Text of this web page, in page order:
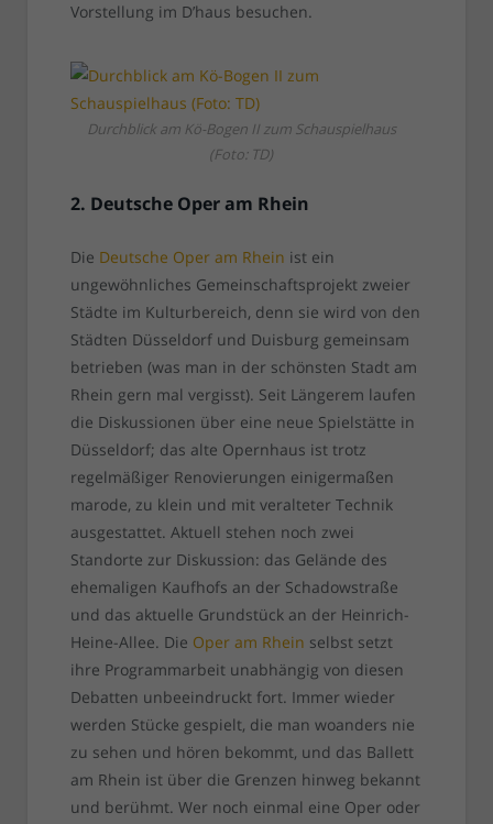
Vorstellung im D’haus besuchen.
Durchblick am Kö-Bogen II zum Schauspielhaus
(Foto: TD)
2. Deutsche Oper am Rhein
Die Deutsche Oper am Rhein ist ein
ungewöhnliches Gemeinschaftsprojekt zweier
Städte im Kulturbereich, denn sie wird von den
Städten Düsseldorf und Duisburg gemeinsam
betrieben (was man in der schönsten Stadt am
Rhein gern mal vergisst). Seit Längerem laufen
die Diskussionen über eine neue Spielstätte in
Düsseldorf; das alte Opernhaus ist trotz
regelmäßiger Renovierungen einigermaßen
marode, zu klein und mit veralteter Technik
ausgestattet. Aktuell stehen noch zwei
Standorte zur Diskussion: das Gelände des
ehemaligen Kaufhofs an der Schadowstraße
und das aktuelle Grundstück an der Heinrich-
Heine-Allee. Die Oper am Rhein selbst setzt
ihre Programmarbeit unabhängig von diesen
Debatten unbeeindruckt fort. Immer wieder
werden Stücke gespielt, die man woanders nie
zu sehen und hören bekommt, und das Ballett
am Rhein ist über die Grenzen hinweg bekannt
und berühmt. Wer noch einmal eine Oper oder